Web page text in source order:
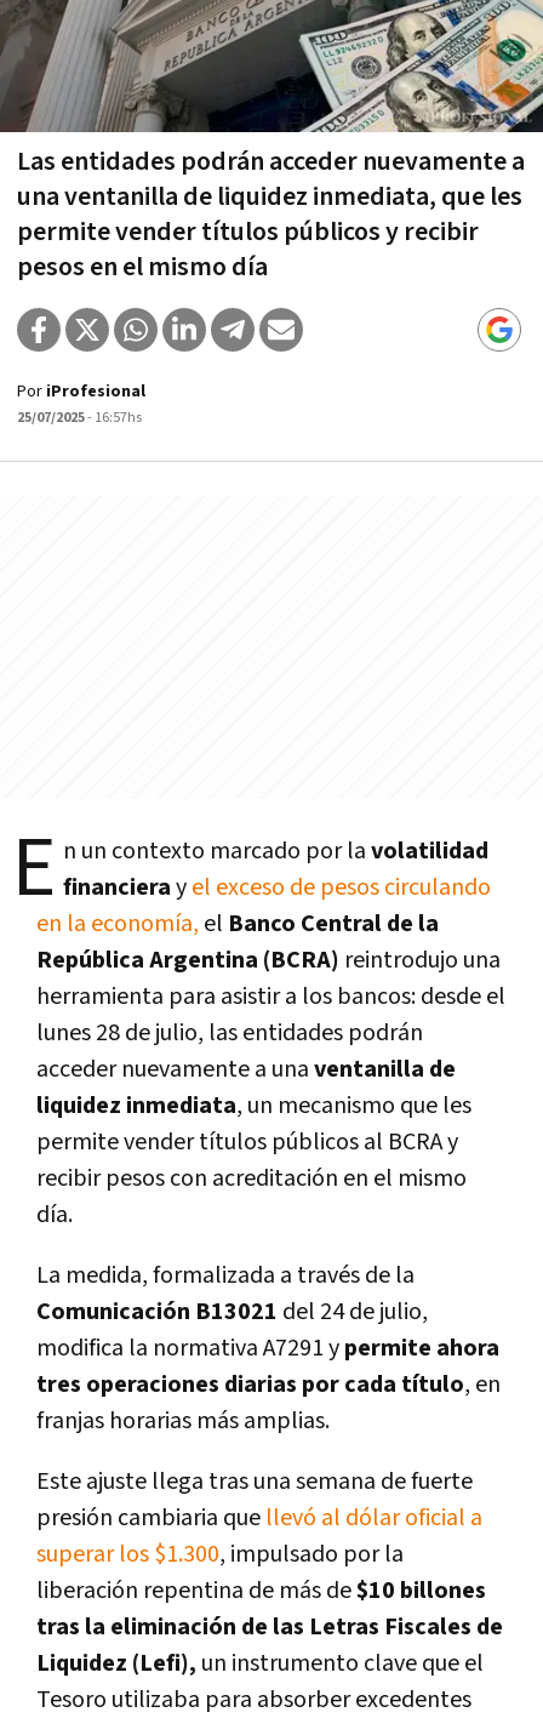
Las entidades podrán acceder nuevamente a
una ventanilla de liquidez inmediata, que les
permite vender títulos públicos y recibir
pesos en el mismo día
Por iProfesional
25/07/2025- 16:57hs
E n un contexto marcado por lavolatilidad
financierayel exceso de pesos circulando
en la economía, el Banco Central de la
República Argentina (BCRA) reintrodujo una
herramienta para asistir a los bancos: desde el
lunes 28 de julio, las entidades podrán
acceder nuevamente a unaventanilla de
liquidez inmediata, un mecanismo que les
permite vender títulos públicos al BCRA y
recibir pesos con acreditación en el mismo
día.
La medida, formalizada a través de la
Comunicación B13021 del 24 de julio,
modifica la normativa A7291 ypermite ahora
tres operaciones diarias por cada título, en
franjas horarias más amplias.
Este ajuste llega tras una semana de fuerte
presión cambiaria que llevó al dólar oficial a
superar los $1.300, impulsado por la
liberación repentina de más de$10 billones
tras la eliminación de las Letras Fiscales de
Liquidez (Lefi), un instrumento clave que el
Tesoro utilizaba para absorber excedentes